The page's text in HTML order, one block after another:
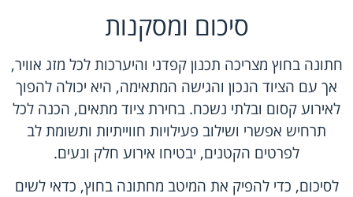
סיכום ומסקנות
חתונה בחוץ מצריכה תכנון קפדני והיערכות לכל מזג אוויר,
אך עם הציוד הנכון והגישה המתאימה, היא יכולה להפוך
לאירוע קסום ובלתי נשכח. בחירת ציוד מתאים, הכנה לכל
תרחיש אפשרי ושילוב פעילויות חווייתיות ותשומת לב
לפרטים הקטנים, יבטיחו אירוע חלק ונעים.
לסיכום, כדי להפיק את המיטב מחתונה בחוץ, כדאי לשים